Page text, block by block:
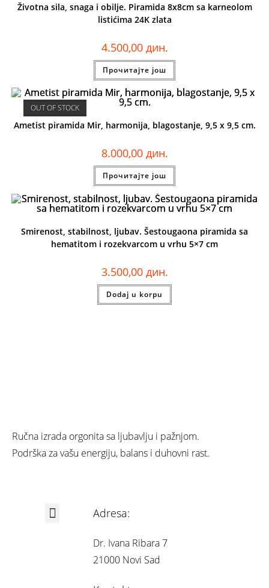
Životna sila, snaga i obilje. Piramida 8x8cm sa karneolom
listićima 24K zlata
4.500,00 дин.
Прочитајте још
OUT OF STOCK
Ametist piramida Mir, harmonija, blagostanje, 9,5 x 9,5 cm.
8.000,00 дин.
Прочитајте још
Smirenost, stabilnost, ljubav. Šestougaona piramida sa
hematitom i rozekvarcom u vrhu 5×7 cm
3.500,00 дин.
Dodaj u korpu
Ručna izrada orgonita sa ljubavlju i pažnjom.
Podrška za vašu energiju, balans i duhovni rast.
Adresa:
Dr. Ivana Ribara 7
21000 Novi Sad